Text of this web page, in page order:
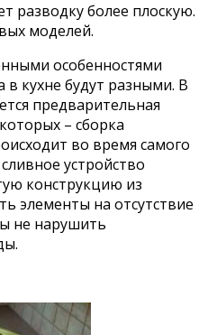
разводку более плоскую.
моделей.
особенностями
кухне будут разными. В
предварительная
– сборка
во время самого
устройство
конструкцию из
элементы на отсутствие
не нарушить